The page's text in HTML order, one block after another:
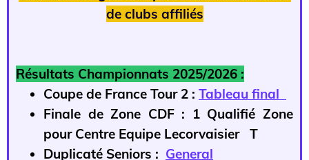
de clubs affiliés
Résultats Championnats 2025/2026 :
Coupe de France Tour 2 : Tableau final
Finale de Zone CDF : 1 Qualifié Zone
pour Centre Equipe Lecorvaisier T
Duplicaté Seniors : General